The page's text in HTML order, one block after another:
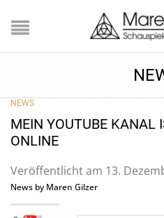
NEWS
MEIN YOUTUBE KANAL
ONLINE
Veröffentlicht am 13.
News by Maren Gilzer